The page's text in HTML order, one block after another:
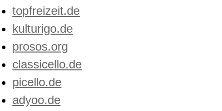
topfreizeit.de
kulturigo.de
prosos.org
classicello.de
picello.de
adyoo.de